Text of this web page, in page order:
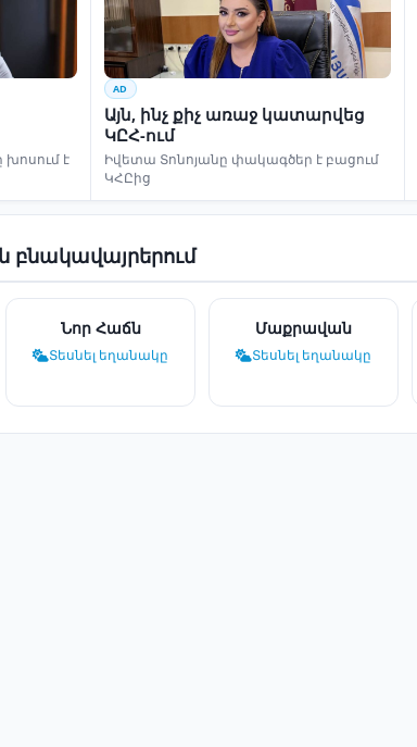
է
AD
Այն, ինչ քիչ առաջ կատարվեց
ԿԸՀ-ում
Իվետա Տոնոյանը փակագծեր է բացում
ԿՀԸից
Նոր Հաճն
Տեսնել եղանակը
Մաքրավան
Տեսնել եղանակը